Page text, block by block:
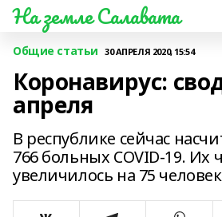
На земле Салавата
Общие статьи 30 АПРЕЛЯ 2020, 15:54
Коронавирус:
апреля
В республике сейчас
766 больных COVID-19. Их
увеличилось на 75